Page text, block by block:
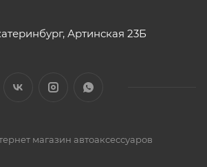
Артинская 23Б
магазин автоаксессуаров